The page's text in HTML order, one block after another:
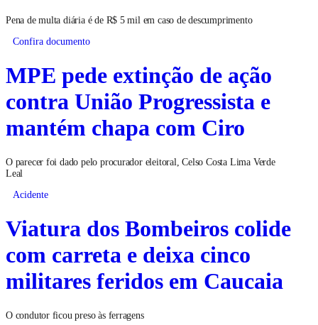
Pena de multa diária é de R$ 5 mil em caso de descumprimento
Confira documento
MPE pede extinção de ação
contra União Progressista e
mantém chapa com Ciro
O parecer foi dado pelo procurador eleitoral, Celso Costa Lima Verde
Leal
Acidente
Viatura dos Bombeiros colide
com carreta e deixa cinco
militares feridos em Caucaia
O condutor ficou preso às ferragens